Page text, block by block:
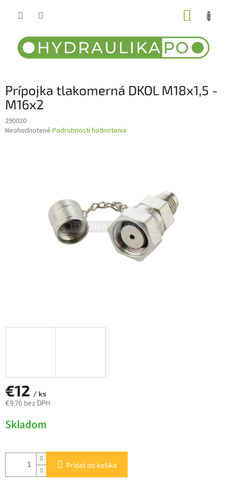
Prípojka tlakomerná DKOL M18x1,5 -
M16x2
290020
Priemerné
Neohodnotené Podrobnosti hodnotenia
€12 / ks
€9,76 bez DPH
cena:
Skladom
Pridať do košíka